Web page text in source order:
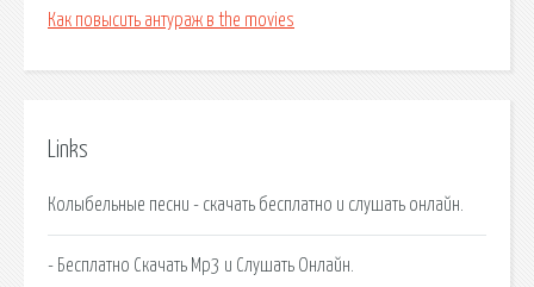
Как повысить антураж в the movies
Links
Колыбельные песни - скачать бесплатно и слушать онлайн.
- Бесплатно Скачать Mp3 и Слушать Онлайн.